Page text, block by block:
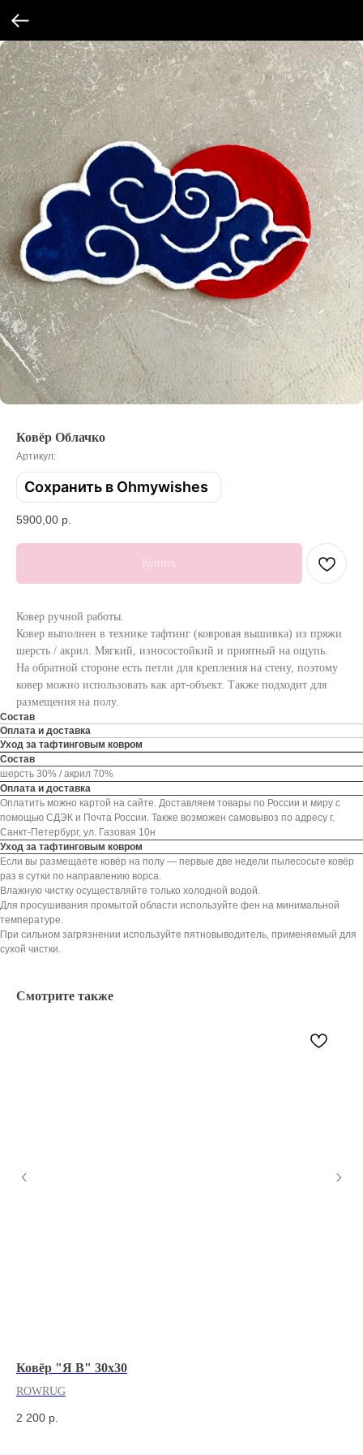
Ковёр Облачко
Артикул:
Сохранить в Ohmywishes
5900,00 р.
Купить
Ковер ручной работы.
Ковер выполнен в технике тафтинг (ковровая вышивка) из пряжи
шерсть / акрил. Мягкий, износостойкий и приятный на ощупь.
На обратной стороне есть петли для крепления на стену, поэтому
ковер можно использовать как арт-объект. Также подходит для
размещения на полу.
Состав
Оплата и доставка
Уход за тафтинговым ковром
Состав
шерсть 30% / акрил 70%
Оплата и доставка
Оплатить можно картой на сайте. Доставляем товары по России и миру с
помощью СДЭК и Почта России. Также возможен самовывоз по адресу г.
Санкт-Петербург, ул. Газовая 10н
Уход за тафтинговым ковром
Если вы размещаете ковёр на полу — первые две недели пылесосьте ковёр
раз в сутки по направлению ворса.
Влажную чистку осуществляйте только холодной водой.
Для просушивания промытой области используйте фен на минимальной
температуре.
При сильном загрязнении используйте пятновыводитель, применяемый для
сухой чистки.
Смотрите также
Ковёр "Я В" 30х30
ROWRUG
2 200 р.